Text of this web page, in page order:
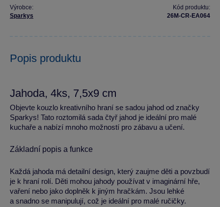
Výrobce:
Sparkys
Kód produktu:
26M-CR-EA064
Popis produktu
Jahoda, 4ks, 7,5x9 cm
Objevte kouzlo kreativního hraní se sadou jahod od značky
Sparkys! Tato roztomilá sada čtyř jahod je ideální pro malé
kuchaře a nabízí mnoho možností pro zábavu a učení.
Základní popis a funkce
Každá jahoda má detailní design, který zaujme děti a povzbudí
je k hraní rolí. Děti mohou jahody používat v imaginární hře,
vaření nebo jako doplněk k jiným hračkám. Jsou lehké
a snadno se manipulují, což je ideální pro malé ručičky.